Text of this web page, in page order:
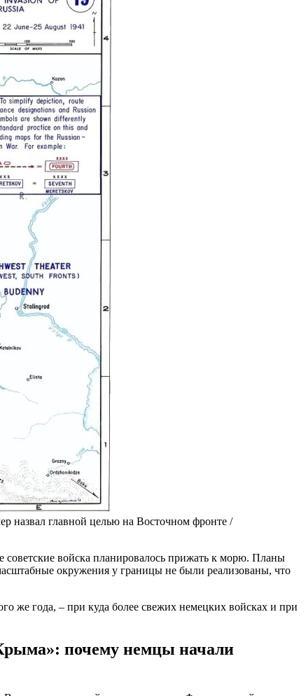
назвал главной целью на Восточном фронте /
советские войска планировалось прижать к морю. Планы
окружения у границы не были реализованы, что
же года, – при куда более свежих немецких войсках и при
почему немцы начали